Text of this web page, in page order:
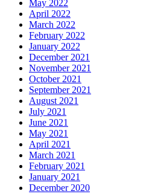
May 2022
April 2022
March 2022
February 2022
January 2022
December 2021
November 2021
October 2021
September 2021
August 2021
July 2021
June 2021
May 2021
April 2021
March 2021
February 2021
January 2021
December 2020